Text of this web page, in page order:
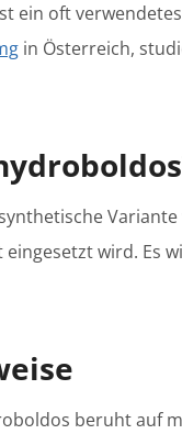
ein oft
in Österreich,
eingesetzt wird. Es
beruht auf